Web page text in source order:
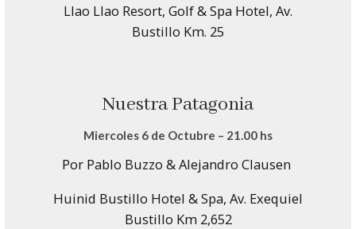
Llao Llao Resort, Golf & Spa Hotel, Av.
Bustillo Km. 25
Nuestra Patagonia
Miercoles 6 de Octubre – 21.00 hs
Por Pablo Buzzo & Alejandro Clausen
Huinid Bustillo Hotel & Spa, Av. Exequiel
Bustillo Km 2,652